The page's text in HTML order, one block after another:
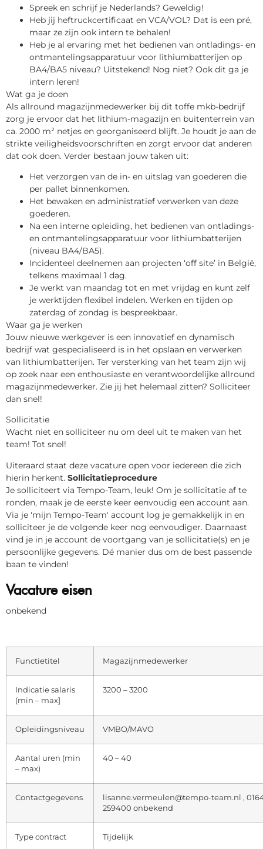
Spreek en schrijf je Nederlands? Geweldig!
Heb jij heftruckcertificaat en VCA/VOL? Dat is een pré,
maar ze zijn ook intern te behalen!
Heb je al ervaring met het bedienen van ontladings- en
ontmantelingsapparatuur voor lithiumbatterijen op
BA4/BA5 niveau? Uitstekend! Nog niet? Ook dit ga je
intern leren!
Wat ga je doen
Als allround magazijnmedewerker bij dit toffe mkb-bedrijf
zorg je ervoor dat het lithium-magazijn en buitenterrein van
ca. 2000 m² netjes en georganiseerd blijft. Je houdt je aan de
strikte veiligheidsvoorschriften en zorgt ervoor dat anderen
dat ook doen. Verder bestaan jouw taken uit:
Het verzorgen van de in- en uitslag van goederen die
per pallet binnenkomen.
Het bewaken en administratief verwerken van deze
goederen.
Na een interne opleiding, het bedienen van ontladings-
en ontmantelingsapparatuur voor lithiumbatterijen
(niveau BA4/BA5).
Incidenteel deelnemen aan projecten ‘off site’ in België,
telkens maximaal 1 dag.
Je werkt van maandag tot en met vrijdag en kunt zelf
je werktijden flexibel indelen. Werken en tijden op
zaterdag of zondag is bespreekbaar.
Waar ga je werken
Jouw nieuwe werkgever is een innovatief en dynamisch
bedrijf wat gespecialiseerd is in het opslaan en verwerken
van lithiumbatterijen. Ter versterking van het team zijn wij
op zoek naar een enthousiaste en verantwoordelijke allround
magazijnmedewerker. Zie jij het helemaal zitten? Solliciteer
dan snel!
Sollicitatie
Wacht niet en solliciteer nu om deel uit te maken van het
team! Tot snel!
Uiteraard staat deze vacature open voor iedereen die zich
hierin herkent. Sollicitatieprocedure
Je solliciteert via Tempo-Team, leuk! Om je sollicitatie af te
ronden, maak je de eerste keer eenvoudig een account aan.
Via je 'mijn Tempo-Team' account log je gemakkelijk in en
solliciteer je de volgende keer nog eenvoudiger. Daarnaast
vind je in je account de voortgang van je sollicitatie(s) en je
persoonlijke gegevens. Dé manier dus om de best passende
baan te vinden!
Vacature eisen
onbekend
Functietitel Magazijnmedewerker
Indicatie salaris
(min – max]
3200 – 3200
Opleidingsniveau VMBO/MAVO
Aantal uren (min
– max)
40 – 40
Contactgegevens
lisanne.vermeulen@tempo-team.nl ,
259400 onbekend
Type contract Tijdelijk